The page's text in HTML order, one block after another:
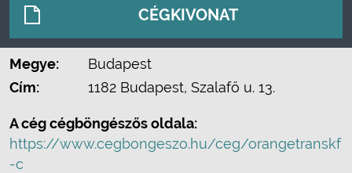
CÉGKIVONAT
Megye:
Budapest
Cím:
1182 Budapest, Szalafő u. 13.
A cég cégböngészős oldala:
https://www.cegbongeszo.hu/ceg/orangetranskf
-c